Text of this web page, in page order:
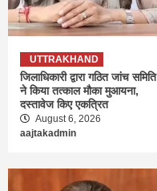
UTTRAKHAND
जिलाधिकारी द्वारा गठित जांच समिति
ने किया तत्काल मौका मुआयना,
दस्तावेज किए एकत्रित
August 6, 2026
aajtakadmin